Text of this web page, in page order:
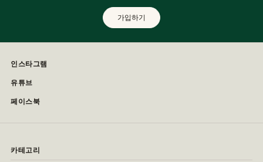
가입하기
인스타그램
유튜브
페이스북
카테고리